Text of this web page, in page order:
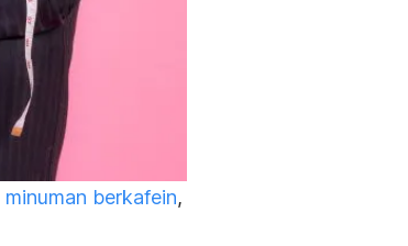
minuman berkafein,